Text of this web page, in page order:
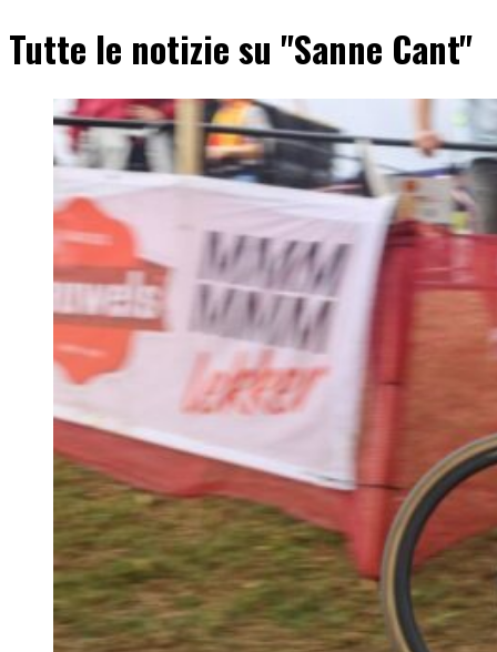
Tutte le notizie su "Sanne Cant"